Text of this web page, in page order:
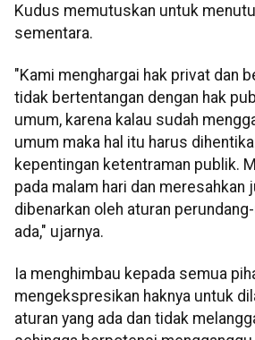
Kudus memutuskan untuk
sementara.
"Kami menghargai hak privat dan
tidak bertentangan dengan hak
umum, karena kalau sudah
umum maka hal itu harus
kepentingan ketentraman publik.
pada malam hari dan meresahkan
dibenarkan oleh aturan
ada," ujarnya.
Ia menghimbau kepada semua
mengekspresikan haknya untuk
aturan yang ada dan tidak